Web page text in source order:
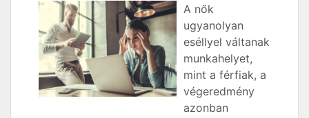
A nők
ugyanolyan
eséllyel váltanak
munkahelyet,
mint a férfiak, a
végeredmény
azonban